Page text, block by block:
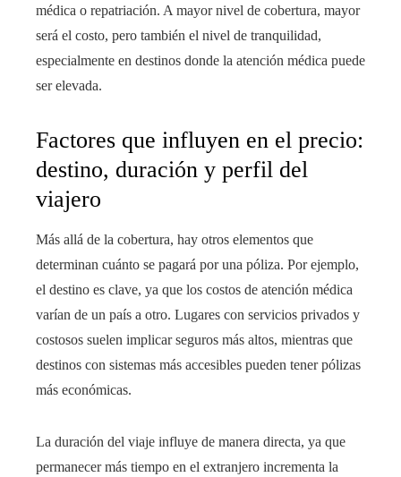
médica o repatriación. A mayor nivel de cobertura, mayor
será el costo, pero también el nivel de tranquilidad,
especialmente en destinos donde la atención médica puede
ser elevada.
Factores que influyen en el precio:
destino, duración y perfil del
viajero
Más allá de la cobertura, hay otros elementos que
determinan cuánto se pagará por una póliza. Por ejemplo,
el destino es clave, ya que los costos de atención médica
varían de un país a otro. Lugares con servicios privados y
costosos suelen implicar seguros más altos, mientras que
destinos con sistemas más accesibles pueden tener pólizas
más económicas.
La duración del viaje influye de manera directa, ya que
permanecer más tiempo en el extranjero incrementa la